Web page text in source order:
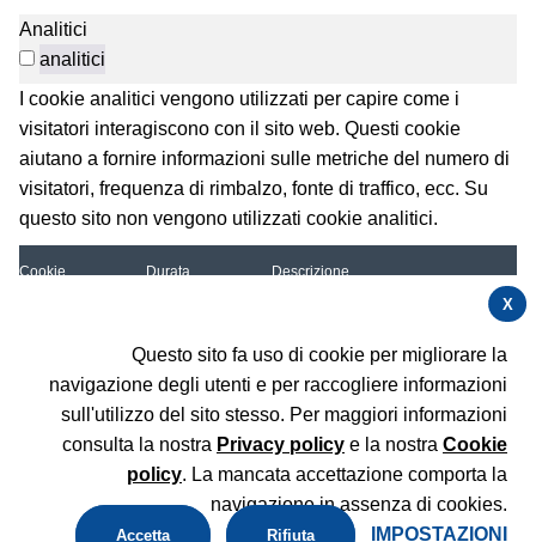
X
Questo sito fa uso di cookie per migliorare la
navigazione degli utenti e per raccogliere informazioni
sull'utilizzo del sito stesso. Per maggiori informazioni
consulta la nostra Privacy policy e la nostra Cookie
policy. La mancata accettazione comporta la
navigazione in assenza di cookies.
Accetta Rifiuta IMPOSTAZIONI
Analitici
analitici
I cookie analitici vengono utilizzati per capire come i
visitatori interagiscono con il sito web. Questi cookie
aiutano a fornire informazioni sulle metriche del numero di
visitatori, frequenza di rimbalzo, fonte di traffico, ecc. Su
questo sito non vengono utilizzati cookie analitici.
Cookie Durata Descrizione
visitatore univoco
_pk_ref 6 Mesi
Utilizzato per memorizzare le
informazioni di attribuzione, il
referrer utilizzato inizialmente per
visitare il sito web
23Ov.1efe
Cookie di breve durata utilizzati per
memorizzare temporaneamente i
dati per la visita